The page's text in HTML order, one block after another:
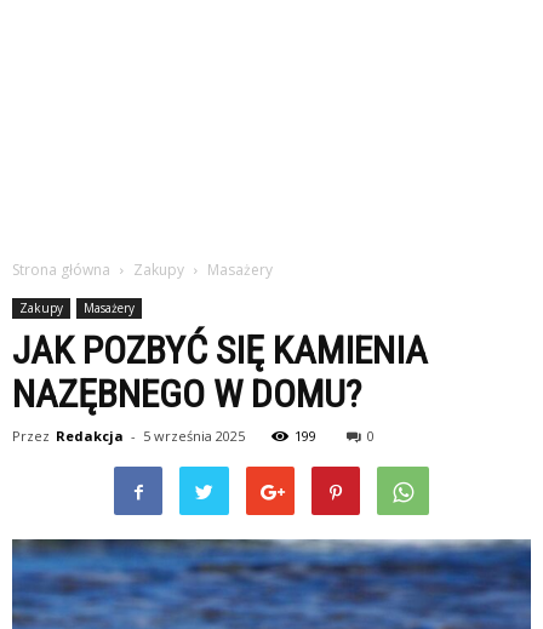
Strona główna Zakupy Masażery
Zakupy Masażery
JAK POZBYĆ SIĘ KAMIENIA
NAZĘBNEGO W DOMU?
Przez Redakcja - 5 września 2025 199 0